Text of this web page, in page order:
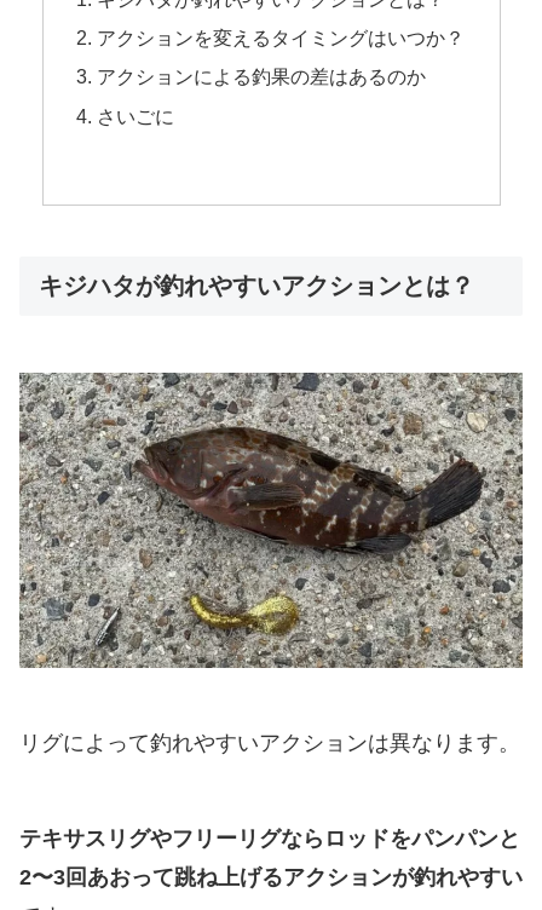
アクションを変えるタイミングはいつか？
アクションによる釣果の差はあるのか
さいごに
キジハタが釣れやすいアクションとは？
リグによって釣れやすいアクションは異なります。
テキサスリグやフリーリグならロッドをパンパンと
2〜3回あおって跳ね上げるアクションが釣れやすい